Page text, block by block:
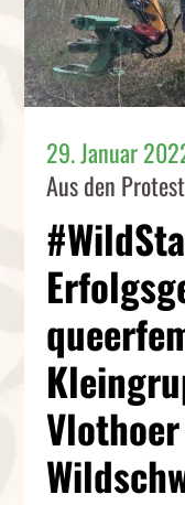
29. Januar
Aus den
Vlothoer